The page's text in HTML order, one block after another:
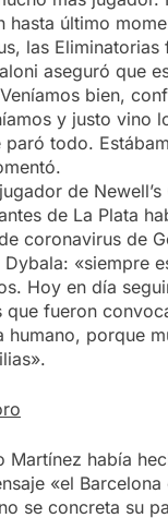
hasta último
las Eliminatorias
aseguró que
bien,
y justo vino
todo.
de
de La Plata
coronavirus de
«siempre
Hoy en día
fueron
humano, porque
Martínez había
«el
se concreta su